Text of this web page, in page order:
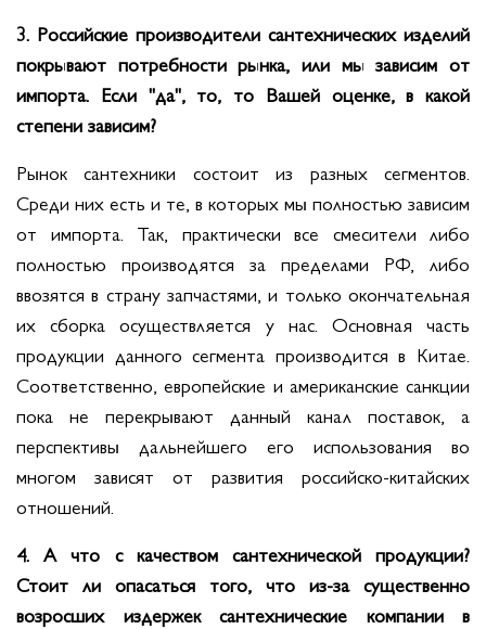
3. Российские производители сантехнических изделий
покрывают потребности рынка, или мы зависим от
импорта. Если "да", то, то Вашей оценке, в какой
степени зависим?
Рынок сантехники состоит из разных сегментов.
Среди них есть и те, в которых мы полностью зависим
от импорта. Так, практически все смесители либо
полностью производятся за пределами РФ, либо
ввозятся в страну запчастями, и только окончательная
их сборка осуществляется у нас. Основная часть
продукции данного сегмента производится в Китае.
Соответственно, европейские и американские санкции
пока не перекрывают данный канал поставок, а
перспективы дальнейшего его использования во
многом зависят от развития российско-китайских
отношений.
4. А что с качеством сантехнической продукции?
Стоит ли опасаться того, что из-за существенно
возросших издержек сантехнические компании в